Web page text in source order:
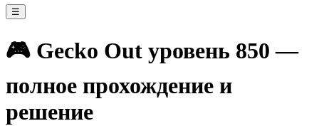
☰
🎮 Gecko Out уровень 850 —
полное прохождение и
решение